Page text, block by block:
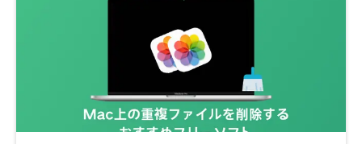
プライバシーポリシー
返金について